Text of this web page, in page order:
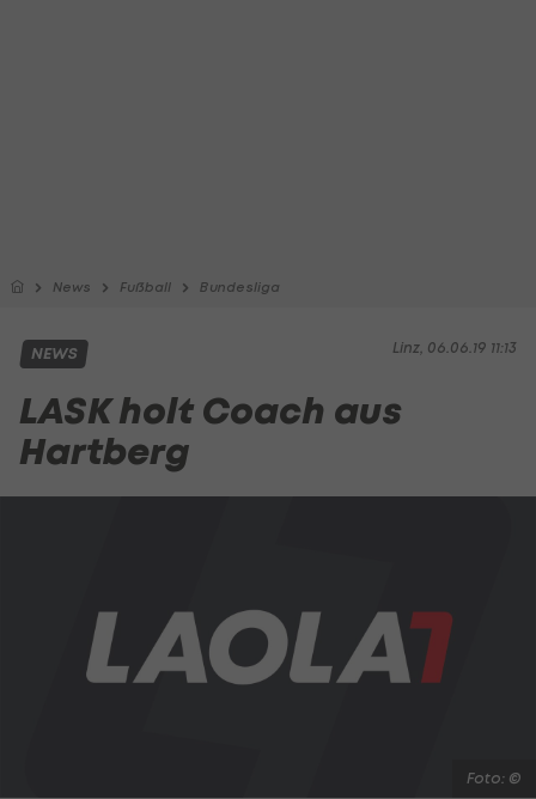
News Fußball Bundesliga
Linz, 06.06.19 11:13
NEWS
LASK holt Coach aus
Hartberg
Foto: ©